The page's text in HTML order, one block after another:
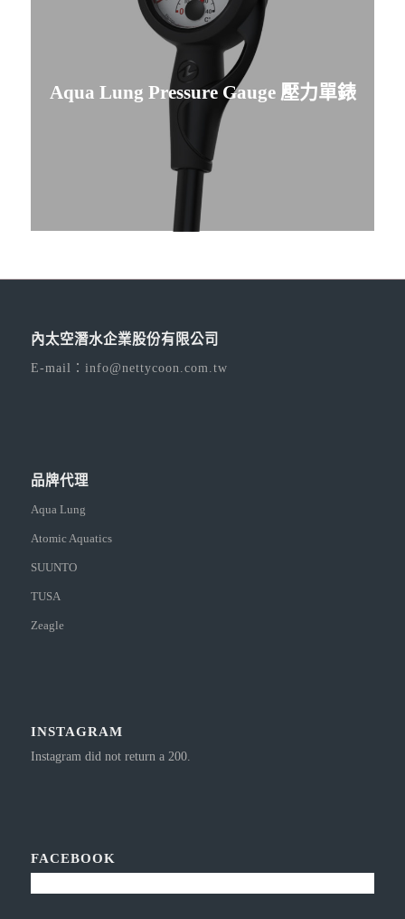
Aqua Lung Pressure Gauge 壓力單錶
內太空潛水企業股份有限公司
E-mail： info@nettycoon.com.tw
品牌代理
Aqua Lung
Atomic Aquatics
SUUNTO
TUSA
Zeagle
INSTAGRAM
Instagram did not return a 200.
FACEBOOK